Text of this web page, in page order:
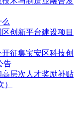
创新平台建设项目
征集宝安区科技创
告
层次人才奖励补贴